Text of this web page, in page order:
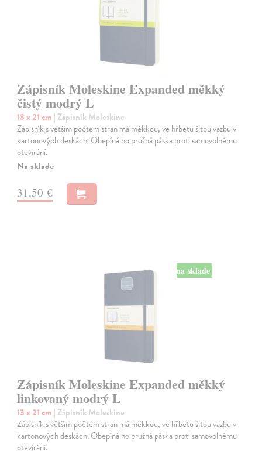
Zápisník Moleskine Expanded měkký
čistý modrý L
13 x 21 cm | Zápisník Moleskine
Zápisník s větším počtem stran má měkkou, ve hřbetu šitou vazbu v
kartonových deskách. Obepíná ho pružná páska proti samovolnému
otevírání.
Na sklade
31,50 €
na sklade
Zápisník Moleskine Expanded měkký
linkovaný modrý L
13 x 21 cm | Zápisník Moleskine
Zápisník s větším počtem stran má měkkou, ve hřbetu šitou vazbu v
kartonových deskách. Obepíná ho pružná páska proti samovolnému
otevírání.